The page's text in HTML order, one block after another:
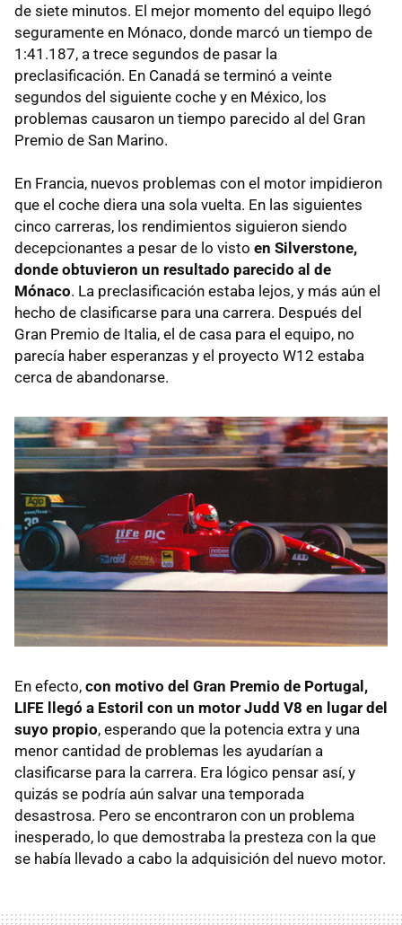
de siete minutos. El mejor momento del equipo llegó
seguramente en Mónaco, donde marcó un tiempo de
1:41.187, a trece segundos de pasar la
preclasificación. En Canadá se terminó a veinte
segundos del siguiente coche y en México, los
problemas causaron un tiempo parecido al del Gran
Premio de San Marino.
En Francia, nuevos problemas con el motor impidieron
que el coche diera una sola vuelta. En las siguientes
cinco carreras, los rendimientos siguieron siendo
decepcionantes a pesar de lo visto en Silverstone,
donde obtuvieron un resultado parecido al de
Mónaco. La preclasificación estaba lejos, y más aún el
hecho de clasificarse para una carrera. Después del
Gran Premio de Italia, el de casa para el equipo, no
parecía haber esperanzas y el proyecto W12 estaba
cerca de abandonarse.
En efecto, con motivo del Gran Premio de Portugal,
LIFE llegó a Estoril con un motor Judd V8 en lugar del
suyo propio, esperando que la potencia extra y una
menor cantidad de problemas les ayudarían a
clasificarse para la carrera. Era lógico pensar así, y
quizás se podría aún salvar una temporada
desastrosa. Pero se encontraron con un problema
inesperado, lo que demostraba la presteza con la que
se había llevado a cabo la adquisición del nuevo motor.